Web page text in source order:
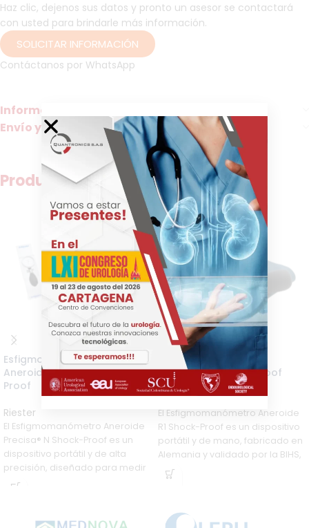
Haz clic, dejenos sus datos y pronto un asesor se contactará
con usted para brindarle más información.
SOLICITAR INFORMACIÓN
Contáctanos por WhatsApp
Información adicional
Envío y Entrega
Productos relacionados
Esfigmomanómetro
Aneroide Precisa® N Shock-
Proof
Riester
El Esfigmomanómetro Aneroide
Precisa® N Shock-Proof es un
dispositivo portátil y de alta
precisión, diseñado para medir
la presión arterial de forma
prueba de golpes garantiza
Esfigmomanómetro
Aneroide R1 Shock-Proof
Riester
El Esfigmomanómetro Aneroide
R1 Shock-Proof es un dispositivo
portátil y de mano, fabricado en
Alemania y validado por la BIHS,
diseñado para resistir impactos
(hasta 120 cm de caída) sin
prueba de golpes, ducto de aire